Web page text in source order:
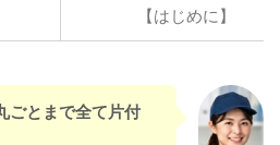
【はじめに】
ごとまで全て片付